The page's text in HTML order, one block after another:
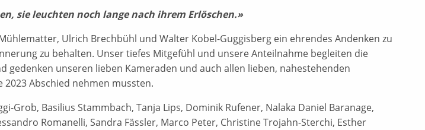
sie leuchten noch lange nach ihrem Erlöschen.»
Ulrich Brechbühl und Walter Kobel-Guggisberg ein ehrendes Andenken zu
zu behalten. Unser tiefes Mitgefühl und unsere Anteilnahme begleiten die
gedenken unseren lieben Kameraden und auch allen lieben, nahestehenden
2023 Abschied nehmen mussten.
Grob, Basilius Stammbach, Tanja Lips, Dominik Rufener, Nalaka Daniel Baranage,
Romanelli, Sandra Fässler, Marco Peter, Christine Trojahn-Sterchi, Esther